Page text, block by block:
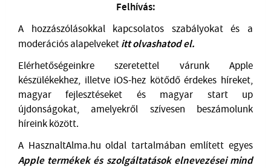
Felhívás:
A hozzászólásokkal kapcsolatos szabályokat és a
moderációs alapelveketitt olvashatod el.
Elérhetőségeinkre szeretettel várunk Apple
készülékekhez, illetve iOS-hez kötődő érdekes híreket,
magyar fejlesztéseket és magyar start up
újdonságokat, amelyekről szívesen beszámolunk
híreink között.
A HasznaltAlma.hu oldal tartalmában említett egyes
Apple termékek és szolgáltatások elnevezései mind